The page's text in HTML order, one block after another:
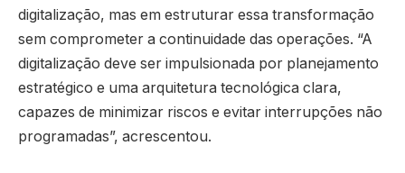
digitalização, mas em estruturar essa transformação
sem comprometer a continuidade das operações. “A
digitalização deve ser impulsionada por planejamento
estratégico e uma arquitetura tecnológica clara,
capazes de minimizar riscos e evitar interrupções não
programadas”, acrescentou.